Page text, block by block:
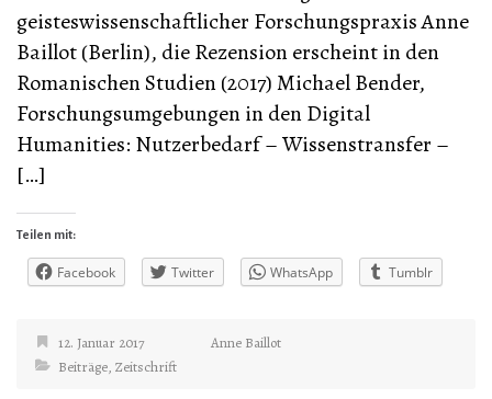
geisteswissenschaftlicher Forschungspraxis Anne
Baillot (Berlin), die Rezension erscheint in den
Romanischen Studien (2017) Michael Bender,
Forschungsumgebungen in den Digital
Humanities: Nutzerbedarf – Wissenstransfer –
[…]
Teilen mit:
Facebook Twitter WhatsApp Tumblr
12. Januar 2017
Anne Baillot
Beiträge, Zeitschrift